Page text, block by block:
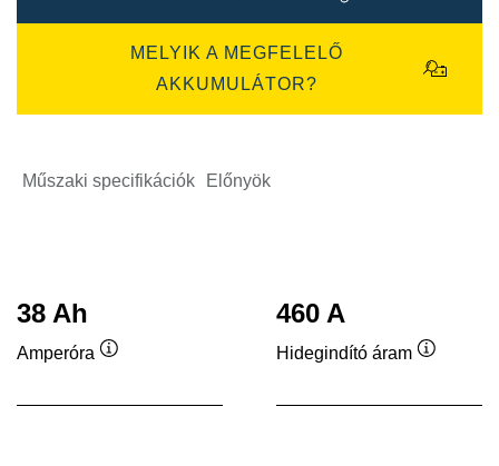
MELYIK A MEGFELELŐ
AKKUMULÁTOR?
Műszaki specifikációk Előnyök
38 Ah
Amperóra
460 A
Hidegindító áram